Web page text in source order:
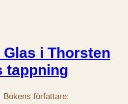
i Thorsten
tappning
Bokens författare: